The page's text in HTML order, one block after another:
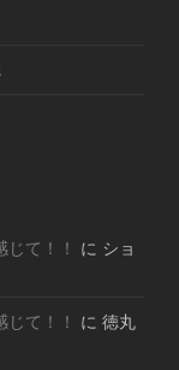
て！！ に ショ
て！！ に 徳丸